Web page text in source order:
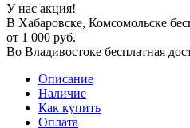
У нас акция!
В Хабаровске, Комсомольске
от 1 000 руб.
Во Владивостоке бесплатная
Описание
Наличие
Как купить
Оплата